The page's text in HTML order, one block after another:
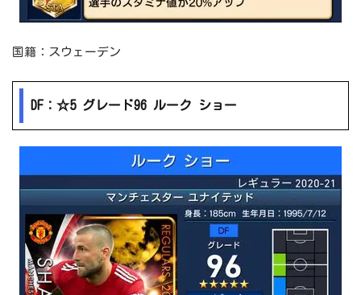
国籍：スウェーデン
DF：☆5 グレード96 ルーク ショー